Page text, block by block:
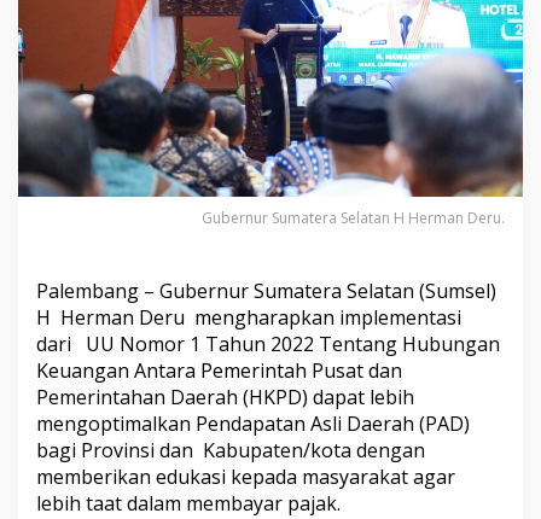
a
e
n
/
o
t
a
M
a
d
i
6
6
P
e
e
n
Gubernur Sumatera Selatan H Herman Deru.
Palembang – Gubernur Sumatera Selatan (Sumsel)
H Herman Deru mengharapkan implementasi
dari UU Nomor 1 Tahun 2022 Tentang Hubungan
Keuangan Antara Pemerintah Pusat dan
Pemerintahan Daerah (HKPD) dapat lebih
mengoptimalkan Pendapatan Asli Daerah (PAD)
bagi Provinsi dan Kabupaten/kota dengan
memberikan edukasi kepada masyarakat agar
lebih taat dalam membayar pajak.